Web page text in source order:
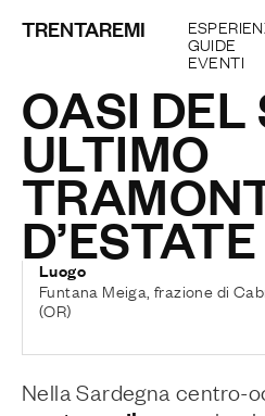
TRENTAREMI
GUIDE
EVENTI
OASI DEL
ULTIMO
D’ESTATE
Luogo
Funtana Meiga, frazione di
(OR)
Nella Sardegna centro-